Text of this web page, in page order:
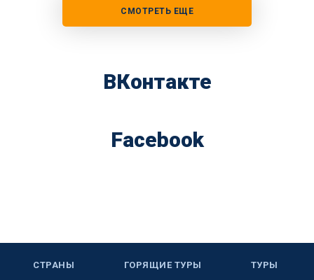
СМОТРЕТЬ ЕЩЕ
ВКонтакте
Facebook
СТРАНЫ ГОРЯЩИЕ ТУРЫ
ТУРЫ